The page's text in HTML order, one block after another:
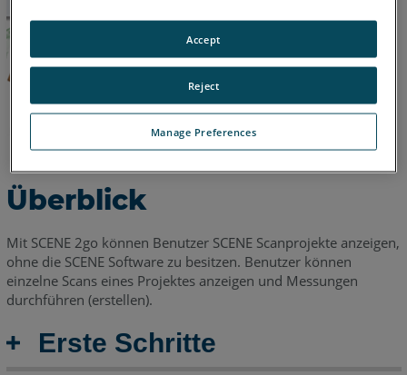
Panoramaansicht
3D-
Messungen
erstellen
Messungen
der
Übersichtskarte
Abstand
messen
Flächenmessung
Überblick
Mit SCENE 2go können Benutzer SCENE Scanprojekte anzeigen,
ohne die SCENE Software zu besitzen. Benutzer können
einzelne Scans eines Projektes anzeigen und Messungen
durchführen (erstellen).
Erste Schritte
Manage Preferences
Reject
Accept